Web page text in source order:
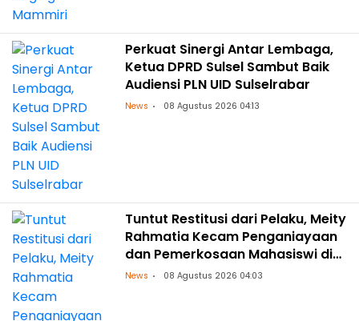
Perkuat Sinergi Antar Lembaga,
Ketua DPRD Sulsel Sambut Baik
Audiensi PLN UID Sulselrabar
News 08 Agustus 2026 04:13
Tuntut Restitusi dari Pelaku, Meity
Rahmatia Kecam Penganiayaan
dan Pemerkosaan Mahasiswi di
Makassar
News 08 Agustus 2026 04:03